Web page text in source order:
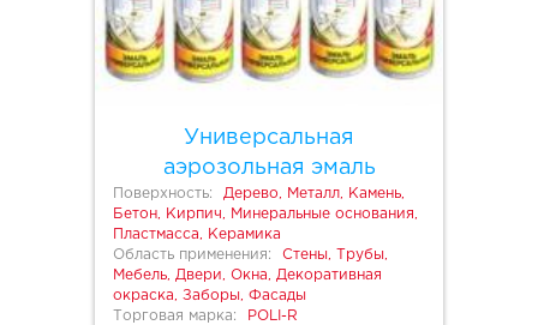
Универсальная
аэрозольная эмаль
Поверхность:
Дерево, Металл, Камень,
Бетон, Кирпич, Минеральные основания,
Пластмасса, Керамика
Область применения:
Стены, Трубы,
Мебель, Двери, Окна, Декоративная
окраска, Заборы, Фасады
Торговая марка:
POLI-R